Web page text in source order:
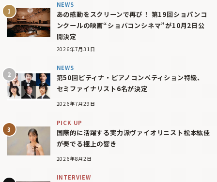
NEWS
あの感動をスクリーンで再び！ 第19回ショパンコ
ンクールの映画“ショパコンシネマ”が10月2日公
開決定
2026年7月31日
NEWS
第50回ピティナ・ピアノコンペティション特級、
セミファイナリスト6名が決定
2026年7月29日
PICK UP
国際的に活躍する実力派ヴァイオリニスト松本紘佳
が奏でる極上の響き
2026年8月2日
INTERVIEW